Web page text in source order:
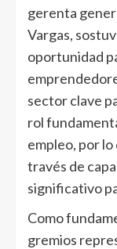
gerenta
Vargas,
oportunidad
sector clave
rol
empleo, por
través de
significativo
Como
gremios